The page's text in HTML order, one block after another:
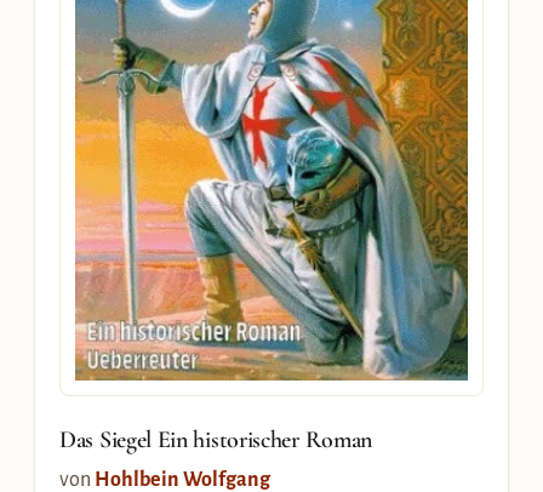
Das Siegel Ein historischer Roman
von Hohlbein Wolfgang